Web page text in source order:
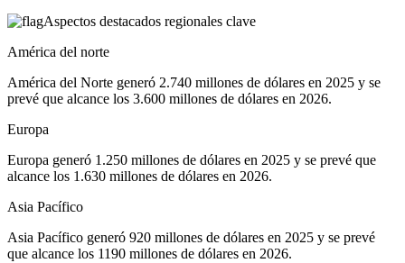
Aspectos destacados regionales clave
América del norte
América del Norte generó 2.740 millones de dólares en 2025 y se
prevé que alcance los 3.600 millones de dólares en 2026.
Europa
Europa generó 1.250 millones de dólares en 2025 y se prevé que
alcance los 1.630 millones de dólares en 2026.
Asia Pacífico
Asia Pacífico generó 920 millones de dólares en 2025 y se prevé
que alcance los 1190 millones de dólares en 2026.